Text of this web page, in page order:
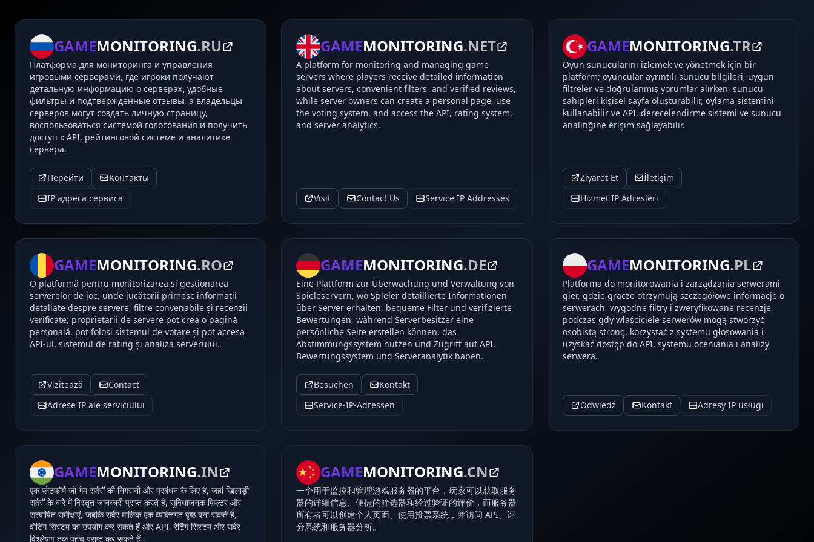
GAMEMONITORING.RU
Платформа для мониторинга и управления
игровыми серверами, где игроки получают
детальную информацию о серверах, удобные
фильтры и подтвержденные отзывы, а владельцы
серверов могут создать личную страницу,
воспользоваться системой голосования и получить
доступ к API, рейтинговой системе и аналитике
сервера.
Перейти
Контакты
IP адреса сервиса
GAMEMONITORING.NET
A platform for monitoring and managing game
servers where players receive detailed information
about servers, convenient filters, and verified reviews,
while server owners can create a personal page, use
the voting system, and access the API, rating system,
and server analytics.
Visit Contact Us Service IP Addresses
GAMEMONITORING.TR
Oyun sunucularını izlemek ve yönetmek için bir
platform; oyuncular ayrıntılı sunucu bilgileri, uygun
filtreler ve doğrulanmış yorumlar alırken, sunucu
sahipleri kişisel sayfa oluşturabilir, oylama sistemini
kullanabilir ve API, derecelendirme sistemi ve sunucu
analitiğine erişim sağlayabilir.
Ziyaret Et
İletişim
Hizmet IP Adresleri
GAMEMONITORING.RO
O platformă pentru monitorizarea și gestionarea
serverelor de joc, unde jucătorii primesc informații
detaliate despre servere, filtre convenabile și recenzii
verificate; proprietarii de servere pot crea o pagină
personală, pot folosi sistemul de votare și pot accesa
API-ul, sistemul de rating și analiza serverului.
Vizitează
Contact
Adrese IP ale serviciului
GAMEMONITORING.DE
Eine Plattform zur Überwachung und Verwaltung von
Spieleservern, wo Spieler detaillierte Informationen
über Server erhalten, bequeme Filter und verifizierte
Bewertungen, während Serverbesitzer eine
persönliche Seite erstellen können, das
Abstimmungssystem nutzen und Zugriff auf API,
Bewertungssystem und Serveranalytik haben.
Besuchen
Kontakt
Service-IP-Adressen
GAMEMONITORING.PL
Platforma do monitorowania i zarządzania serwerami
gier, gdzie gracze otrzymują szczegółowe informacje o
serwerach, wygodne filtry i zweryfikowane recenzje,
podczas gdy właściciele serwerów mogą stworzyć
osobistą stronę, korzystać z systemu głosowania i
uzyskać dostęp do API, systemu oceniania i analizy
serwera.
Odwiedź Kontakt Adresy IP usługi
GAMEMONITORING.IN
एक प्लेटफॉर्म जो गेम सर्वरों की निगरानी और प्रबंधन के लिए है, जहां खिलाड़ी
सर्वरों के बारे में विस्तृत जानकारी प्राप्त करते हैं, सुविधाजनक फ़िल्टर और
सत्यापित समीक्षाएं, जबकि सर्वर मालिक एक व्यक्तिगत पृष्ठ बना सकते हैं,
वोटिंग सिस्टम का उपयोग कर सकते हैं और API, रेटिंग सिस्टम और सर्वर
विश्लेषण तक पहुंच प्राप्त कर सकते हैं।
GAMEMONITORING.CN
一个用于监控和管理游戏服务器的平台，玩家可以获取服务
器的详细信息、便捷的筛选器和经过验证的评价，而服务器
所有者可以创建个人页面、使用投票系统，并访问 API、评
分系统和服务器分析。